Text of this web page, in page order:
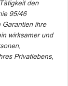
den
95/46
Garantien ihre
wirksamer und
Privatlebens,